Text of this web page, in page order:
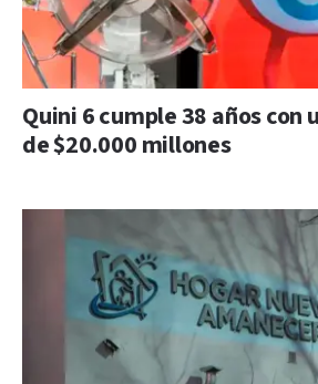
Quini 6 cumple 38 años con
de $20.000 millones